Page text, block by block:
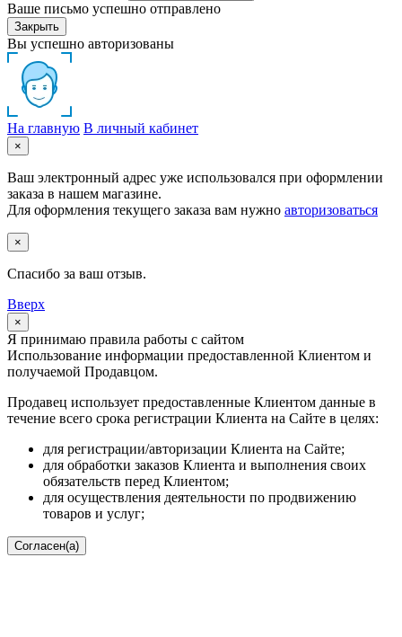
Ваше письмо успешно отправлено
Закрыть
Вы успешно авторизованы
На главную В личный кабинет
×
Ваш электронный адрес уже использовался при оформлении
заказа в нашем магазине.
Для оформления текущего заказа вам нужно авторизоваться
×
Спасибо за ваш отзыв.
Вверх
×
Я принимаю правила работы с сайтом
Использование информации предоставленной Клиентом и
получаемой Продавцом.
Продавец использует предоставленные Клиентом данные в
течение всего срока регистрации Клиента на Сайте в целях:
для регистрации/авторизации Клиента на Сайте;
для обработки заказов Клиента и выполнения своих
обязательств перед Клиентом;
для осуществления деятельности по продвижению
товаров и услуг;